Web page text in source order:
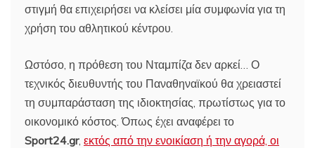
στιγμή θα επιχειρήσει να κλείσει μία συμφωνία για τη
χρήση του αθλητικού κέντρου.
Ωστόσο, η πρόθεση του Νταμπίζα δεν αρκεί… Ο
τεχνικός διευθυντής του Παναθηναϊκού θα χρειαστεί
τη συμπαράσταση της ιδιοκτησίας, πρωτίστως για το
οικονομικό κόστος. Όπως έχει αναφέρει το
Sport24.gr, εκτός από την ενοικίαση ή την αγορά, οι